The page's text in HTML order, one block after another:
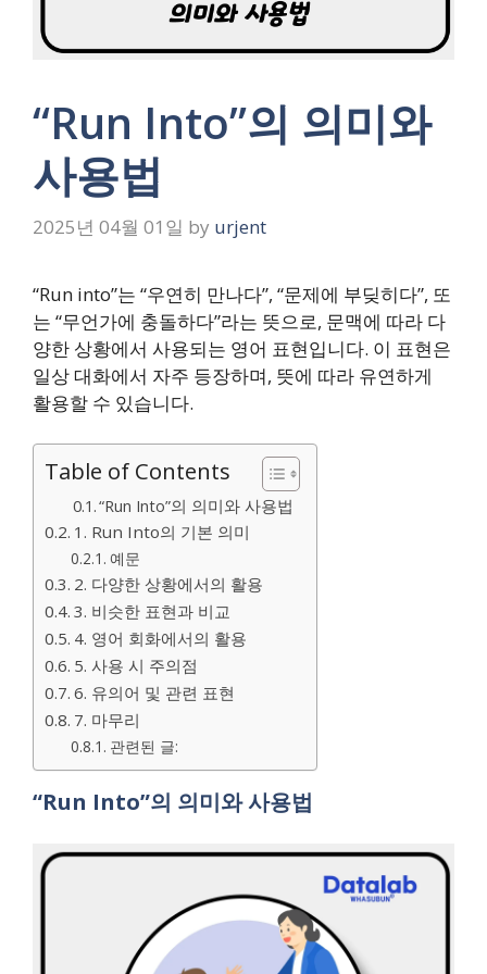
“Run Into”의 의미와
사용법
2025년 04월 01일 by urjent
“Run into”는 “우연히 만나다”, “문제에 부딪히다”, 또
는 “무언가에 충돌하다”라는 뜻으로, 문맥에 따라 다
양한 상황에서 사용되는 영어 표현입니다. 이 표현은
일상 대화에서 자주 등장하며, 뜻에 따라 유연하게
활용할 수 있습니다.
Table of Contents
“Run Into”의 의미와 사용법
1. Run Into의 기본 의미
예문
2. 다양한 상황에서의 활용
3. 비슷한 표현과 비교
4. 영어 회화에서의 활용
5. 사용 시 주의점
6. 유의어 및 관련 표현
7. 마무리
관련된 글:
“Run Into”의 의미와 사용법